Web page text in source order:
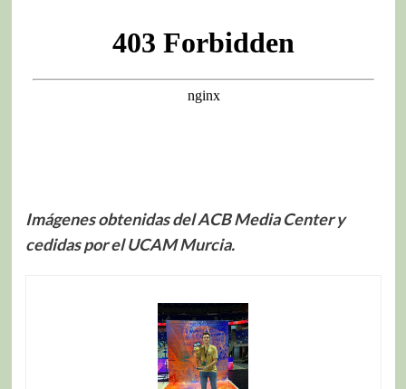
Imágenes obtenidas del ACB Media Center y
cedidas por el UCAM Murcia.